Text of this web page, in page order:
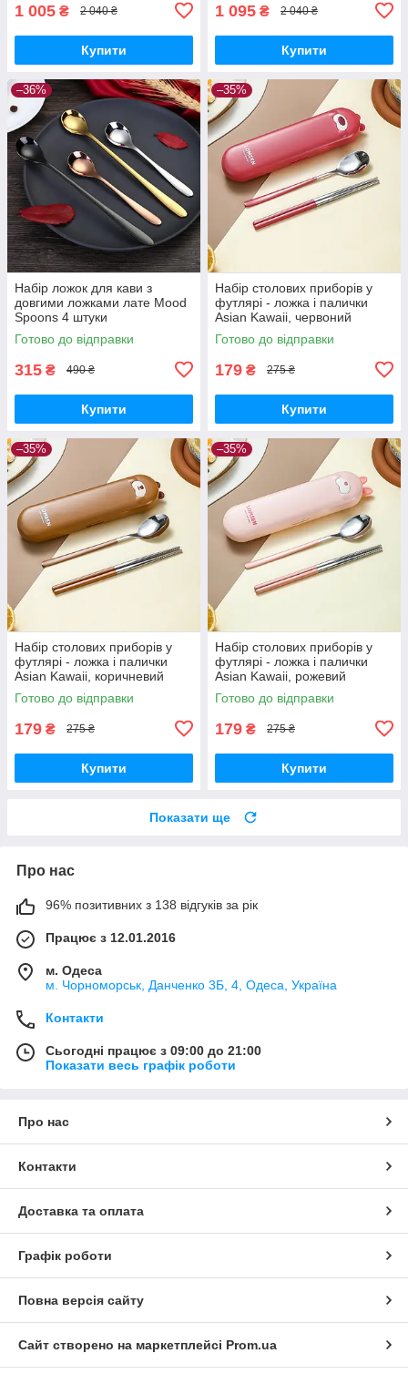
1 005 ₴ 2 040 ₴
Купити
1 095 ₴ 2 040 ₴
Купити
–36%
Набір ложок для кави з
довгими ложками лате Mood
Spoons 4 штуки
Готово до відправки
315 ₴ 490 ₴
Купити
–35%
Набір столових приборів у
футлярі - ложка і палички
Asian Kawaii, червоний
Готово до відправки
179 ₴ 275 ₴
Купити
–35%
Набір столових приборів у
футлярі - ложка і палички
Asian Kawaii, коричневий
Готово до відправки
179 ₴ 275 ₴
Купити
–35%
Набір столових приборів у
футлярі - ложка і палички
Asian Kawaii, рожевий
Готово до відправки
179 ₴ 275 ₴
Купити
Показати ще
Про нас
96% позитивних з 138 відгуків за рік
Працює з 12.01.2016
м. Одеса
м. Чорноморськ, Данченко 3Б, 4, Одеса, Україна
Контакти
Сьогодні працює з 09:00 до 21:00
Показати весь графік роботи
Про нас
Контакти
Доставка та оплата
Графік роботи
Повна версія сайту
Сайт створено на маркетплейсі Prom.ua